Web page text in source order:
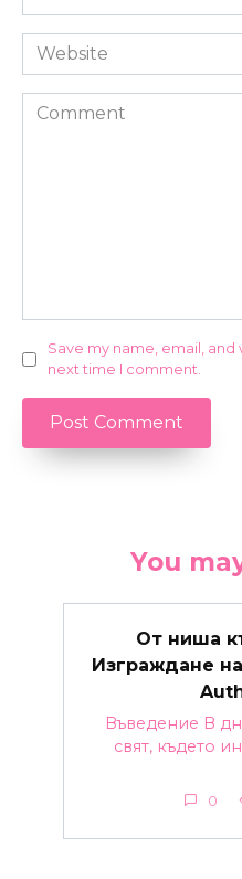
*
Website
Comment
Save my name, email,
next time I comment.
You
От ниша
Изграждане
Въведение В
свят, където
0